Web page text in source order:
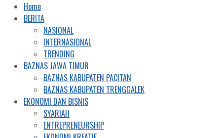
Home
BERITA
NASIONAL
INTERNASIONAL
TRENDING
BAZNAS JAWA TIMUR
BAZNAS KABUPATEN PACITAN
BAZNAS KABUPATEN TRENGGALEK
EKONOMI DAN BISNIS
SYARIAH
ENTREPRENEURSHIP